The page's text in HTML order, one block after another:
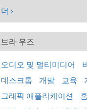
더 ›
브라 우즈
오디오 및 멀티미디어
데스크톱
개발 교육
그래픽 애플리케이션